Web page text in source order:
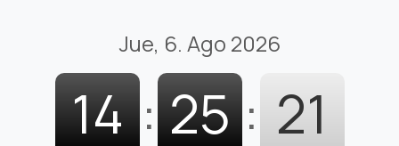
Jue, 6. Ago 2026
14 : 25 : 22